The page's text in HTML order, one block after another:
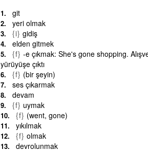
git
yeri olmak
{i} gidiş
elden gitmek
{f} -e çıkmak: She's gone shopping.
yürüyüşe çıktı
{f} (bir şeyin)
ses çıkarmak
devam
{f} uymak
{f} (went, gone)
yıkılmak
{f} olmak
devrolunmak